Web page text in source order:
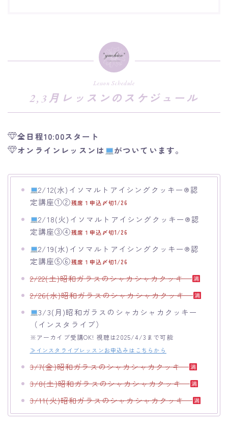
Lesson Schedule
2,3月レッスンのスケジュール
全日程10:00スタート
オンラインレッスンは
がついています。
2/12(水)イソマルトアイシングクッキー®︎認
定講座①②残席１申込〆切1/26
2/18(火)イソマルトアイシングクッキー®︎認
定講座③④残席１申込〆切1/26
2/19(水)イソマルトアイシングクッキー®︎認
定講座⑤⑥残席１申込〆切1/26
2/22(土)昭和ガラスのシャカシャカクッキー
2/26(水)昭和ガラスのシャカシャカクッキー
3/3(月)昭和ガラスのシャカシャカクッキー
（インスタライブ）
※アーカイブ受講OK! 視聴は2025/4/3まで可能
≫インスタライブレッスンお申込みはこちらから
3/7(金)昭和ガラスのシャカシャカクッキー
3/8(土)昭和ガラスのシャカシャカクッキー
3/11(火)昭和ガラスのシャカシャカクッキー